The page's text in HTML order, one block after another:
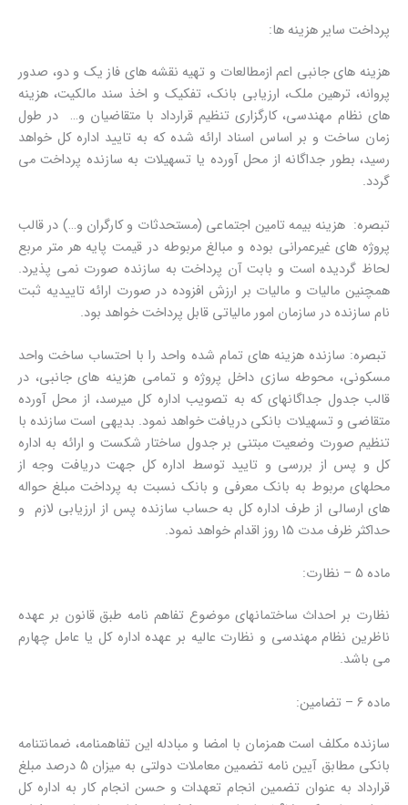
پرداخت سایر هزینه ها:
هزینه های جانبی اعم ازمطالعات و تهیه نقشه های فاز یک و دو، صدور
پروانه، ترهین ملک، ارزیابی بانک، تفکیک و اخذ سند مالکیت، هزینه
های نظام مهندسی، کارگزاری تنظیم قرارداد با متقاضیان و… در طول
زمان ساخت و بر اساس اسناد ارائه شده که به تایید اداره کل خواهد
رسید، بطور جداگانه از محل آورده یا تسهیلات به سازنده پرداخت می
گردد.
تبصره: هزینه بیمه تامین اجتماعی (مستحدثات و کارگران و…) در قالب
پروژه های غیرعمرانی بوده و مبالغ مربوطه در قیمت پایه هر متر مربع
لحاظ گردیده است و بابت آن پرداخت به سازنده صورت نمی پذیرد.
همچنین مالیات و مالیات بر ارزش افزوده در صورت ارائه تاییدیه ثبت
نام سازنده در سازمان امور مالیاتی قابل پرداخت خواهد بود.
تبصره: سازنده هزینه های تمام شده واحد را با احتساب ساخت واحد
مسکونی، محوطه سازی داخل پروژه و تمامی هزینه های جانبی، در
قالب جدول جداگانهای که به تصویب اداره کل میرسد، از محل آورده
متقاضی و تسهیلات بانکی دریافت خواهد نمود. بدیهی است سازنده با
تنظیم صورت وضعیت مبتنی بر جدول ساختار شکست و ارائه به اداره
کل و پس از بررسی و تایید توسط اداره کل جهت دریافت وجه از
محلهای مربوط به بانک معرفی و بانک نسبت به پرداخت مبلغ حواله
های ارسالی از طرف اداره کل به حساب سازنده پس از ارزیابی لازم و
حداکثر ظرف مدت 15 روز اقدام خواهد نمود.
ماده 5 – نظارت:
نظارت بر احداث ساختمانهای موضوع تفاهم نامه طبق قانون بر عهده
ناظرین نظام مهندسی و نظارت عالیه بر عهده اداره کل یا عامل چهارم
می باشد.
ماده 6 – تضامین:
سازنده مکلف است همزمان با امضا و مبادله این تفاهمنامه، ضمانتنامه
بانکی مطابق آیین نامه تضمین معاملات دولتی به میزان 5 درصد مبلغ
قرارداد به عنوان تضمین انجام تعهدات و حسن انجام کار به اداره کل